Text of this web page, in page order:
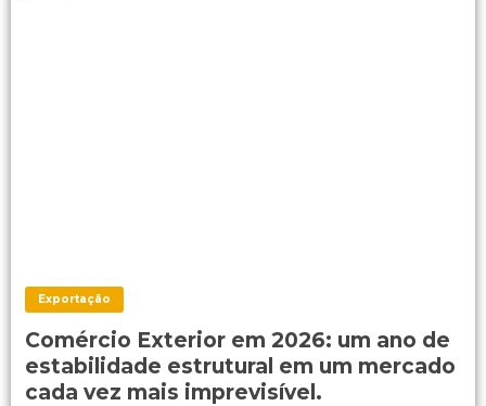
Exportação
Comércio Exterior em 2026: um ano de
estabilidade estrutural em um mercado
cada vez mais imprevisível.